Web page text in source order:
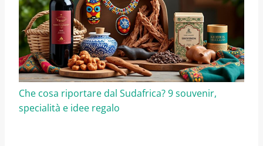
Che cosa riportare dal Sudafrica? 9 souvenir,
specialità e idee regalo